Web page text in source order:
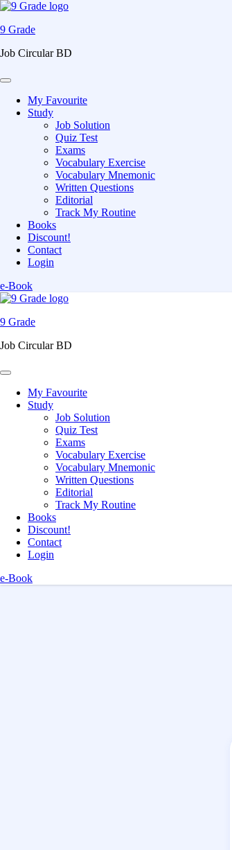
9 Grade
Job Circular BD
My Favourite
Study
Job Solution
Quiz Test
Exams
Vocabulary Exercise
Vocabulary Mnemonic
Written Questions
Editorial
Track My Routine
Books
Discount!
Contact
Login
e-Book
Skip
content
Enter)
9 Grade
Job Circular BD
My Favourite
Study
Job Solution
Quiz Test
Exams
Vocabulary Exercise
Vocabulary Mnemonic
Written Questions
Editorial
Track My Routine
Books
Discount!
Contact
Login
e-Book